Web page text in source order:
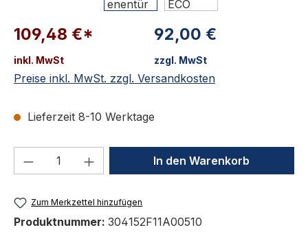
109,48 €*
inkl. MwSt
92,00 €
zzgl. MwSt
Preise inkl. MwSt. zzgl. Versandkosten
Lieferzeit 8-10 Werktage
Produkt Anzahl: Gib denIn den Warenkorb
Zum Merkzettel hinzufügen
Produktnummer: 304152F11A00510